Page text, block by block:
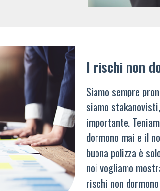
I rischi non
Siamo sempre
siamo
importante.
dormono mai e il
buona polizza è
noi vogliamo
rischi non